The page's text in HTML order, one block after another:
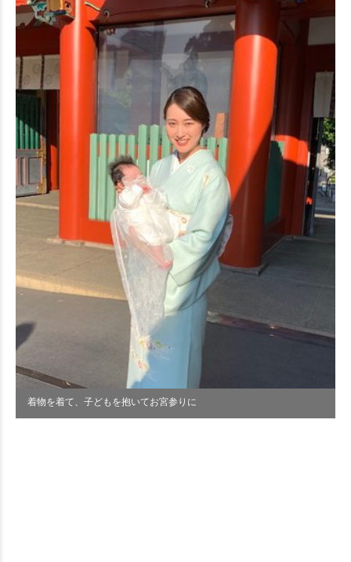
着物を着て、子どもを抱いてお宮参りに